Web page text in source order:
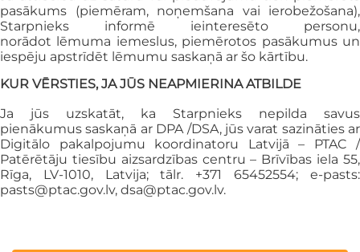
pasākums (piemēram, noņemšana vai ierobežošana),
Starpnieks informē ieinteresēto personu,
norādot lēmuma iemeslus, piemērotos pasākumus un
iespēju apstrīdēt lēmumu saskaņā ar šo kārtību.
KUR VĒRSTIES, JA JŪS NEAPMIERINA ATBILDE
Ja jūs uzskatāt, ka Starpnieks nepilda savus
pienākumus saskaņā ar DPA /DSA, jūsvarat sazināties ar
Digitālo pakalpojumu koordinatoru Latvijā – PTAC /
Patērētāju tiesību aizsardzības centru – Brīvības iela 55,
Rīga, LV-1010, Latvija; tālr. +37165452554; e-pasts:
pasts@ptac.gov.lv, dsa@ptac.gov.lv.